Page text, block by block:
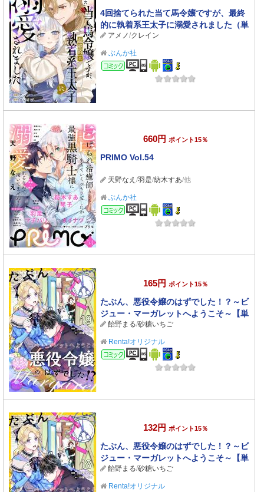
4回捨てられた当て馬令嬢ですが、最終
的に執着系王太子に溺愛されました（単
話版）
アメノ/クレイン
ぶんか社
コミック
660円 ポイント15％
PRIMO Vol.54
天野なえ /羽是/紡木すあ/他
ぶんか社
コミック
165円 ポイント15％
たぶん、悪役令嬢のはずでした！？～ビ
ジュー・マーガレットへようこそ～【単
話】 19
飴野まる/砂糖いちご
Renta!オリジナル
コミック
132円 ポイント15％
たぶん、悪役令嬢のはずでした！？～ビ
ジュー・マーガレットへようこそ～【単
話】 18
飴野まる/砂糖いちご
Renta!オリジナル